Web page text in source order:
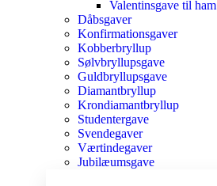
Valentinsgave til ham
Dåbsgaver
Konfirmationsgaver
Kobberbryllup
Sølvbryllupsgave
Guldbryllupsgave
Diamantbryllup
Krondiamantbryllup
Studentergave
Svendegaver
Værtindegaver
Jubilæumsgave